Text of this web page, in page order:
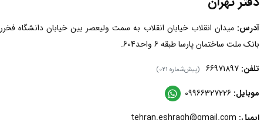
آدرس: میدان انقلاب خیابان انقلاب به سمت ولیعصر بین خیابان دانشگاه
بانک ملت ساختمان پارسا طبقه 6 واحد604.
تلفن:
(پیش‌شماره 021)
موبایل: